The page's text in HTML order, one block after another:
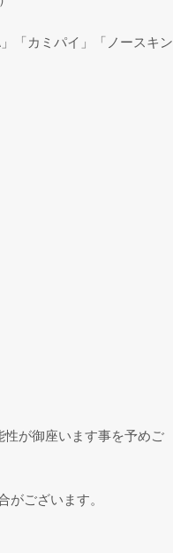
「カミパイ」「ノースキン
が御座います事を予めご
ございます。